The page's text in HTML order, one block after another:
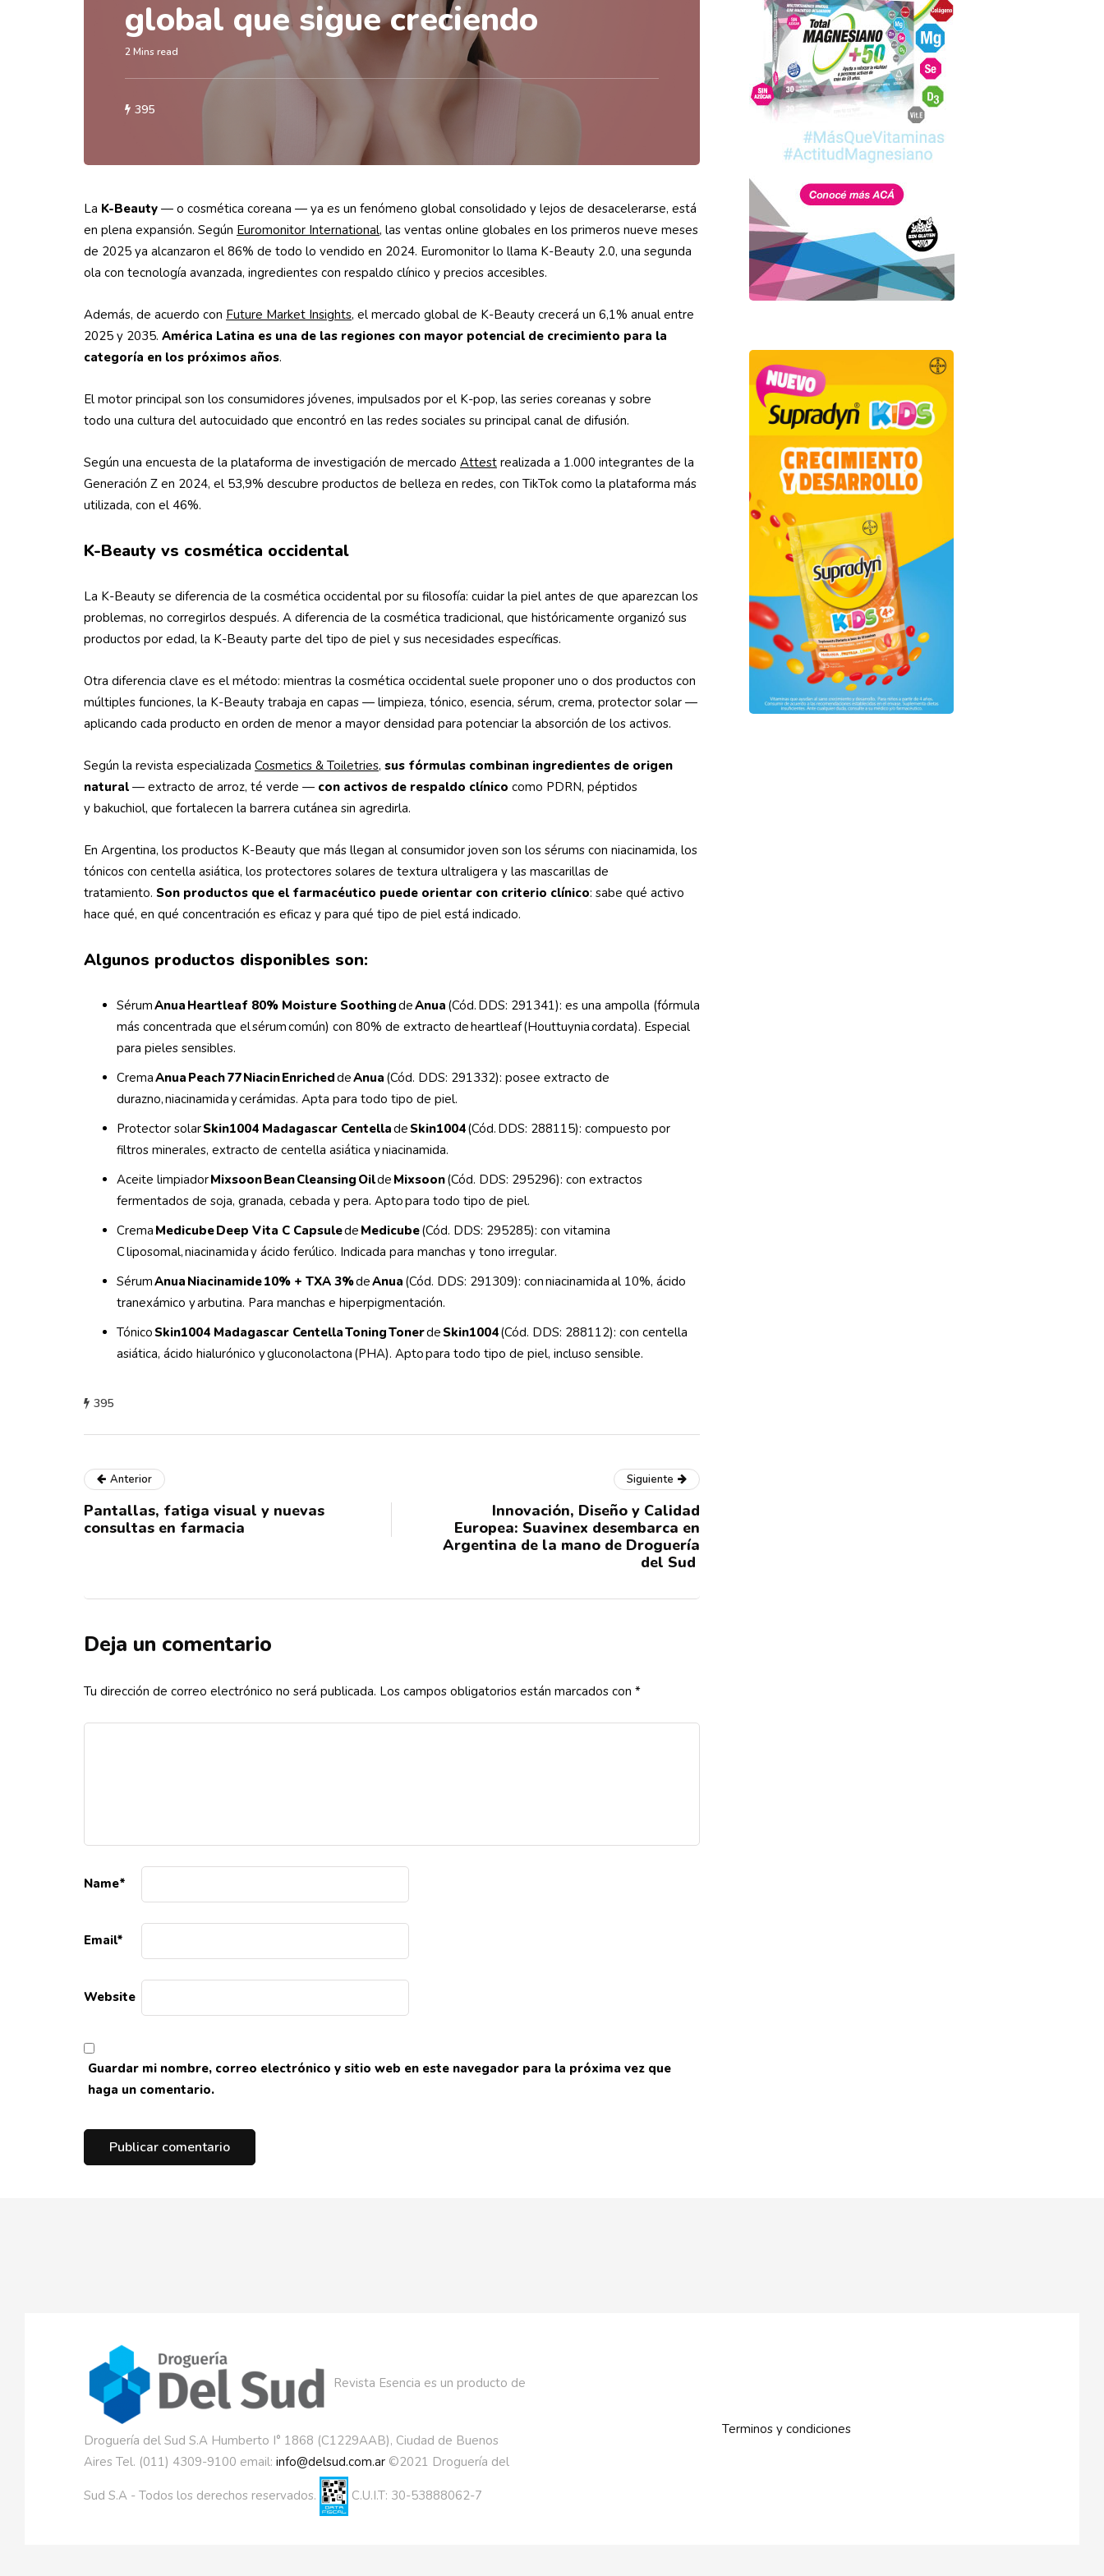
global que sigue creciendo
2 Mins read
395
La K-Beauty — o cosmética coreana — ya es un fenómeno global consolidado y lejos de desacelerarse, está
en plena expansión. Según Euromonitor International, las ventas online globales en los primeros nueve meses
de 2025 ya alcanzaron el 86% de todo lo vendido en 2024. Euromonitor lo llama K-Beauty 2.0, una segunda
ola con tecnología avanzada, ingredientes con respaldo clínico y precios accesibles.
Además, de acuerdo con Future Market Insights, el mercado global de K-Beauty crecerá un 6,1% anual entre
2025 y 2035. América Latina es una de las regiones con mayor potencial de crecimiento para la
categoría en los próximos años.
El motor principal son los consumidores jóvenes, impulsados por el K-pop, las series coreanas y sobre
todo una cultura del autocuidado que encontró en las redes sociales su principal canal de difusión.
Según una encuesta de la plataforma de investigación de mercado Attest realizada a 1.000 integrantes de la
Generación Z en 2024, el 53,9% descubre productos de belleza en redes, con TikTok como la plataforma más
utilizada, con el 46%.
K-Beauty vs cosmética occidental
La K-Beauty se diferencia de la cosmética occidental por su filosofía: cuidar la piel antes de que aparezcan los
problemas, no corregirlos después. A diferencia de la cosmética tradicional, que históricamente organizó sus
productos por edad, la K-Beauty parte del tipo de piel y sus necesidades específicas.
Otra diferencia clave es el método: mientras la cosmética occidental suele proponer uno o dos productos con
múltiples funciones, la K-Beauty trabaja en capas — limpieza, tónico, esencia, sérum, crema, protector solar —
aplicando cada producto en orden de menor a mayor densidad para potenciar la absorción de los activos.
Según la revista especializada Cosmetics & Toiletries, sus fórmulas combinan ingredientes de origen
natural — extracto de arroz, té verde — con activos de respaldo clínico como PDRN, péptidos
y bakuchiol, que fortalecen la barrera cutánea sin agredirla.
En Argentina, los productos K-Beauty que más llegan al consumidor joven son los sérums con niacinamida, los
tónicos con centella asiática, los protectores solares de textura ultraligera y las mascarillas de
tratamiento. Son productos que el farmacéutico puede orientar con criterio clínico: sabe qué activo
hace qué, en qué concentración es eficaz y para qué tipo de piel está indicado.
Algunos productos disponibles son:
SérumAnua Heartleaf 80% Moisture SoothingdeAnua (Cód. DDS: 291341): es una ampolla (fórmula
más concentrada que el sérum común) con 80% de extracto de heartleaf (Houttuynia cordata). Especial
para pieles sensibles.
CremaAnua Peach 77 Niacin EnricheddeAnua (Cód. DDS: 291332): posee extracto de
durazno, niacinamida y cerámidas. Apta para todo tipo de piel.
Protector solarSkin1004 Madagascar CentelladeSkin1004(Cód. DDS: 288115): compuesto por
filtros minerales, extracto de centella asiática y niacinamida.
Aceite limpiadorMixsoon Bean Cleansing Oilde Mixsoon(Cód. DDS: 295296): con extractos
fermentados de soja, granada, cebada y pera. Apto para todo tipo de piel.
Crema Medicube Deep Vita C Capsulede Medicube(Cód. DDS: 295285): con vitamina
C liposomal, niacinamida y ácido ferúlico. Indicada para manchas y tono irregular.
SérumAnua Niacinamide 10% + TXA 3%deAnua (Cód. DDS: 291309): con niacinamida al 10%, ácido
tranexámico y arbutina. Para manchas e hiperpigmentación.
TónicoSkin1004 Madagascar Centella Toning TonerdeSkin1004(Cód. DDS: 288112): con centella
asiática, ácido hialurónico y gluconolactona (PHA). Apto para todo tipo de piel, incluso sensible.
395
Anterior
Pantallas, fatiga visual y nuevas
consultas en farmacia
Siguiente
Innovación, Diseño y Calidad
Europea: Suavinex desembarca en
Argentina de la mano de Droguería
del Sud
Deja un comentario
Tu dirección de correo electrónico no será publicada. Los campos obligatorios están marcados con *
Name*
Email*
Website
Guardar mi nombre, correo electrónico y sitio web en este navegador para la próxima vez que
haga un comentario.
Revista Esencia es un producto de
Droguería del Sud S.A Humberto I° 1868 (C1229AAB), Ciudad de Buenos
Aires Tel. (011) 4309-9100 email: info@delsud.com.ar ©2021 Droguería del
Sud S.A - Todos los derechos reservados. C.U.I.T: 30-53888062-7
Terminos y condiciones